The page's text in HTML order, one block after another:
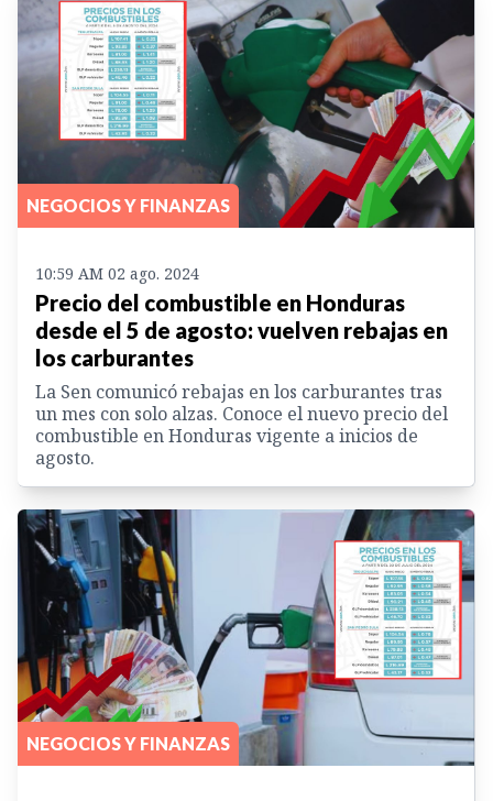
NEGOCIOS Y FINANZAS
10:59 AM 02 ago. 2024
Precio del combustible en Honduras
desde el 5 de agosto: vuelven rebajas en
los carburantes
La Sen comunicó rebajas en los carburantes tras
un mes con solo alzas. Conoce el nuevo precio del
combustible en Honduras vigente a inicios de
agosto.
NEGOCIOS Y FINANZAS